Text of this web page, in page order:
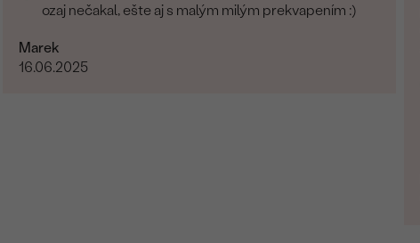
ozaj nečakal, ešte aj s malým milým prekvapením :)
Marek
16.06.2025